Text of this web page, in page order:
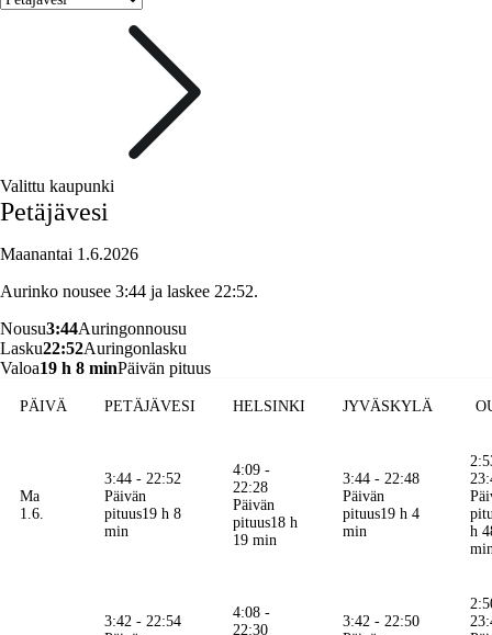
Valittu kaupunki
Petäjävesi
Maanantai 1.6.2026
Aurinko nousee 3:44 ja laskee 22:52.
Nousu3:44Auringonnousu
Lasku22:52Auringonlasku
Valoa19 h 8 minPäivän pituus
PÄIVÄ PETÄJÄVESI HELSINKI JYVÄSKYLÄ
Ma
1.6.
3:44 - 22:52
Päivän
pituus19 h 8
min
4:09 -
22:28
Päivän
pituus18 h
19 min
3:44 - 22:48
Päivän
pituus19 h 4
min
h
3:42 - 22:54
4:08 -
22:30
3:42 - 22:50